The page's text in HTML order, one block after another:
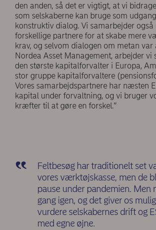
den anden, så det er vigtigt, at vi
som selskaberne kan bruge som
konstruktiv dialog. Vi samarbejder
forskellige partnere for at skabe mere
krav, og selvom dialogen om metan
Nordea Asset Management, arbejder vi
den største kapitalforvalter i Europa,
stor gruppe kapitalforvaltere
Vores samarbejdspartnere har næsten
kapital under forvaltning, og vi bruger
kræfter til at gøre en forskel.”
Feltbesøg har traditionelt set
vores værktøjskasse, men de
pause under pandemien. Men
gang igen, og det giver os
vurdere selskabernes drift og
med egne øjne.